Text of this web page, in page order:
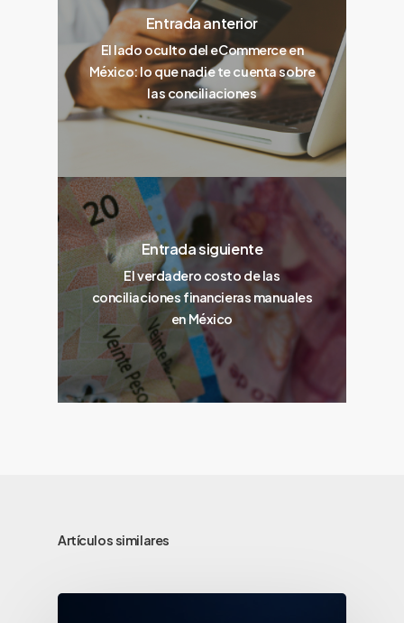
Entrada anterior
El lado oculto del eCommerce en
México: lo que nadie te cuenta sobre
las conciliaciones
Entrada siguiente
El verdadero costo de las
conciliaciones financieras manuales
en México
Artículos similares